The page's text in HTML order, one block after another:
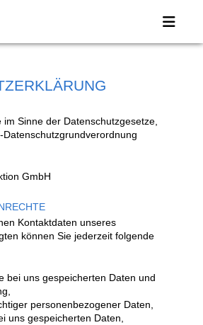
Sinne der Datenschutzgesetze,
GmbH
Kontaktdaten unseres
können Sie jederzeit folgende
bei uns gespeicherten Daten und
personenbezogener Daten,
uns gespeicherten Daten,